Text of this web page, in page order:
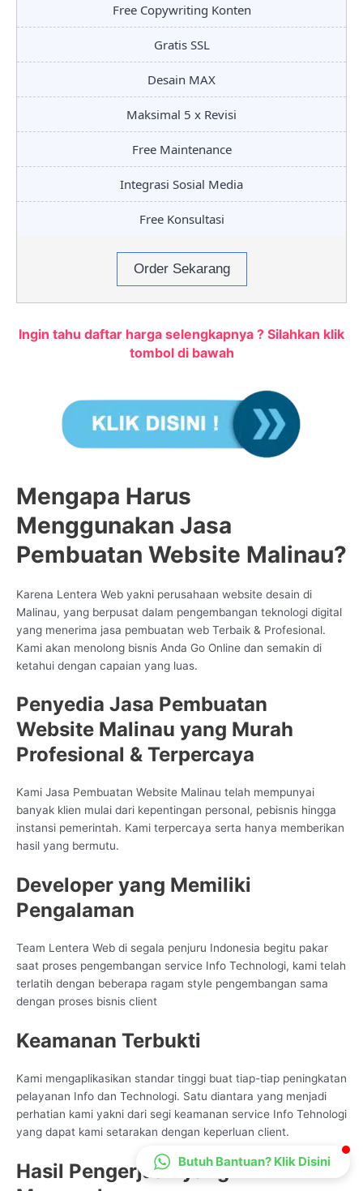
Free Copywriting Konten
Gratis SSL
Desain MAX
Maksimal 5 x Revisi
Free Maintenance
Integrasi Sosial Media
Free Konsultasi
Order Sekarang
Ingin tahu daftar harga selengkapnya ? Silahkan klik
tombol di bawah
Mengapa Harus
Menggunakan Jasa
Pembuatan Website Malinau?
Karena Lentera Web yakni perusahaan website desain di
Malinau, yang berpusat dalam pengembangan teknologi digital
yang menerima jasa pembuatan web Terbaik & Profesional.
Kami akan menolong bisnis Anda Go Online dan semakin di
ketahui dengan capaian yang luas.
Penyedia Jasa Pembuatan
Website Malinau yang Murah
Profesional & Terpercaya
Kami Jasa Pembuatan Website Malinau telah mempunyai
banyak klien mulai dari kepentingan personal, pebisnis hingga
instansi pemerintah. Kami terpercaya serta hanya memberikan
hasil yang bermutu.
Developer yang Memiliki
Pengalaman
Team Lentera Web di segala penjuru Indonesia begitu pakar
saat proses pengembangan service Info Technologi, kami telah
terlatih dengan beberapa ragam style pengembangan sama
dengan proses bisnis client
Keamanan Terbukti
Kami mengaplikasikan standar tinggi buat tiap-tiap peningkatan
pelayanan Info dan Technologi. Satu diantara yang menjadi
perhatian kami yakni dari segi keamanan service Info Tehnologi
yang dapat kami setarakan dengan keperluan client.
Hasil Pengerjaan yangButuh Bantuan? Klik Disini